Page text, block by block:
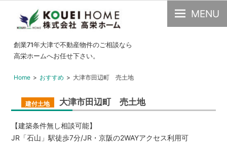
大
津
の
不
動
産・
中
創業71年大津で不動産物件のご相談なら
高栄ホームへお任せ下さい。
MENU
Home おすすめ 大津市田辺町 売土地
建付土地 大津市田辺町 売土地
【建築条件無し相談可能】
JR「石山」駅徒歩7分/JR・京阪の2WAYアクセス利用可